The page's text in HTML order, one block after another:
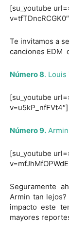
[su_youtube
Te invitamos a
canciones EDM
Número 8.
[su_youtube
v=u5kP_nfFVt4″]
Número 9.
[su_youtube
Seguramente
Armin tan
impacto este
mayores